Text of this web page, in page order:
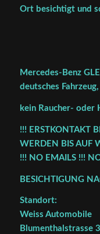
Ort besichtigt und
Mercedes-Benz
deutsches
kein Raucher- oder
!!! ERSTKONTAKT
WERDEN BIS AUF
!!! NO EMAILS !!!
BESICHTIGUNG
Standort:
Weiss Automobile
Blumenthalstrasse 3